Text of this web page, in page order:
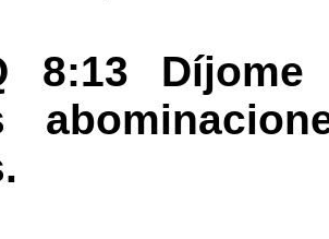
8:13